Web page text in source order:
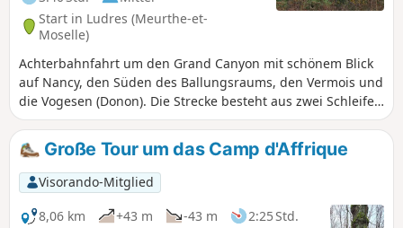
Start in Ludres (Meurthe-et-
Moselle)
Achterbahnfahrt um den Grand Canyon mit schönem Blick
auf Nancy, den Süden des Ballungsraums, den Vermois und
die Vogesen (Donon). Die Strecke besteht aus zwei Schleifen
mit einem Aussichtspunkt in der Mitte. Ein einfacher Teil
(Anfang und Ende) mit dem klassischen Wald des Plateau
de Haye, aber auch einer schönen Kalksteinwiese; eine
Passage am Bach Fonteno im Herzen des alten Dorfes
Houdemont und ein technisch anspruchsvollerer Teil an
den Hängen, mit abwechselnd flachen Abschnitten und
Große Tour um das Camp d'Affrique
Visorando-Mitglied
8,06 km
+43 m -43 m 2:25 Std.